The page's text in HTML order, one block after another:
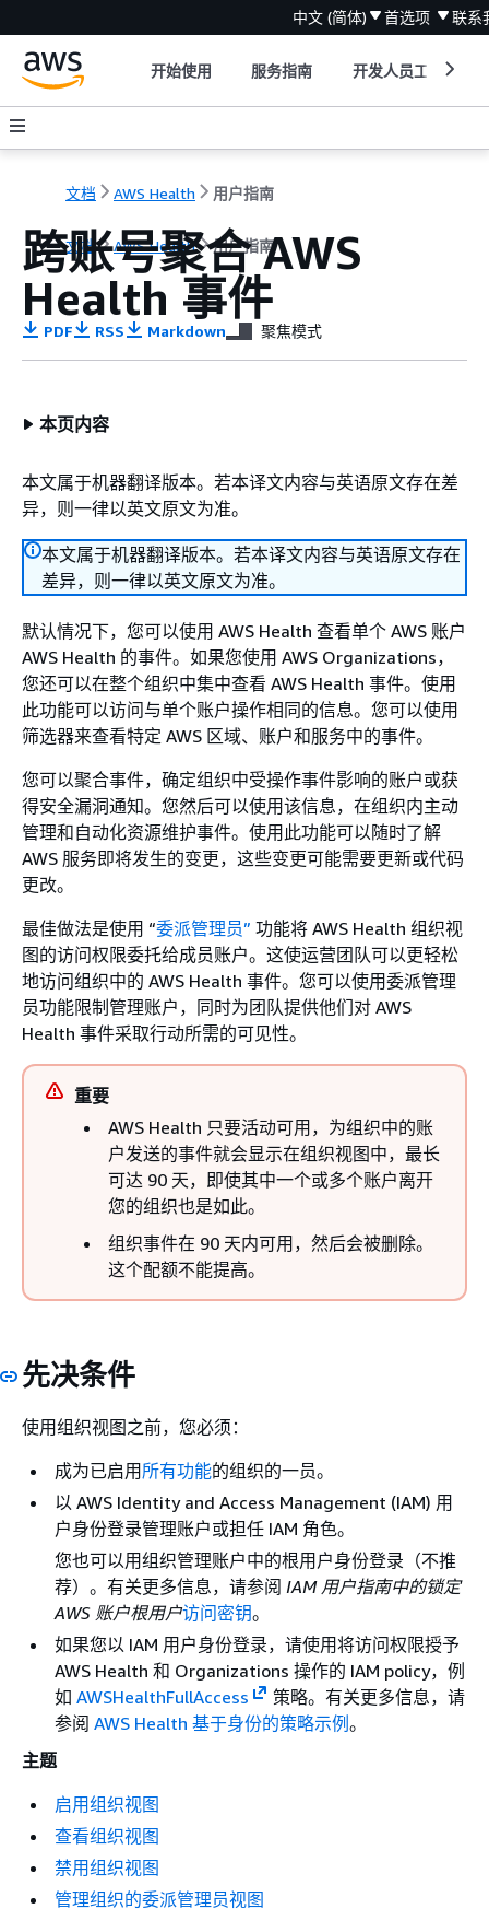
中文 (简体) 首选项 联系
开始使用 服务指南 开发人员工具
文档 AWS Health 用户指南
文档 AWS Health 用户指南
跨账号聚合 AWS
Health 事件
PDF RSS Markdown 聚焦模式
本页内容
本文属于机器翻译版本。若本译文内容与英语原文存在差
异，则一律以英文原文为准。
本文属于机器翻译版本。若本译文内容与英语原文存在
差异，则一律以英文原文为准。
默认情况下，您可以使用 AWS Health 查看单个 AWS 账户
AWS Health 的事件。如果您使用 AWS Organizations，
您还可以在整个组织中集中查看 AWS Health 事件。使用
此功能可以访问与单个账户操作相同的信息。您可以使用
筛选器来查看特定 AWS 区域、账户和服务中的事件。
您可以聚合事件，确定组织中受操作事件影响的账户或获
得安全漏洞通知。您然后可以使用该信息，在组织内主动
管理和自动化资源维护事件。使用此功能可以随时了解
AWS 服务即将发生的变更，这些变更可能需要更新或代码
更改。
最佳做法是使用 “委派管理员” 功能将 AWS Health 组织视
图的访问权限委托给成员账户。这使运营团队可以更轻松
地访问组织中的 AWS Health 事件。您可以使用委派管理
员功能限制管理账户，同时为团队提供他们对 AWS
Health 事件采取行动所需的可见性。
重要
AWS Health 只要活动可用，为组织中的账
户发送的事件就会显示在组织视图中，最长
可达 90 天，即使其中一个或多个账户离开
您的组织也是如此。
组织事件在 90 天内可用，然后会被删除。
这个配额不能提高。
先决条件
使用组织视图之前，您必须：
成为已启用所有功能的组织的一员。
以 AWS Identity and Access Management (IAM) 用
户身份登录管理账户或担任 IAM 角色。
您也可以用组织管理账户中的根用户身份登录（不推
荐）。有关更多信息，请参阅 IAM 用户指南中的锁定
AWS 账户根用户访问密钥。
如果您以 IAM 用户身份登录，请使用将访问权限授予
AWS Health 和 Organizations 操作的 IAM policy，例
如 AWSHealthFullAccess
策略。有关更多信息，请
参阅 AWS Health 基于身份的策略示例。
主题
启用组织视图
查看组织视图
禁用组织视图
管理组织的委派管理员视图